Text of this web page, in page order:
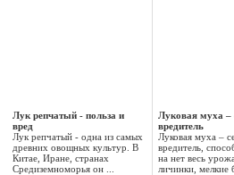
Лук репчатый - польза и
вред
Лук репчатый - одна из самых
древних овощных культур. В
Китае, Иране, странах
Средиземноморья он ...
Луковая муха –
вредитель
Луковая муха –
вредитель,
на нет весь
личинки, мелкие